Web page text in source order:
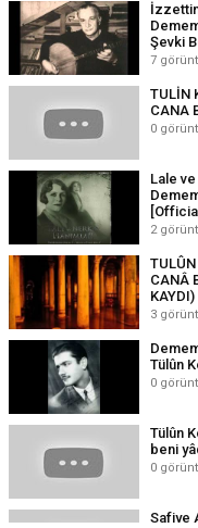
Şevki
7
TULİN
CANA
0
Lale
2
TULÛN
CANÂ
3
Tülûn
0
Tülûn
beni
0
Safiye